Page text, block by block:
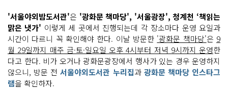
'서울야외밤도서관'은 '광화문 책마당', '서울광장', 청계천 ‘책읽는
맑은 냇가' 이렇게 세 곳에서 진행되는데 각 장소마다 운영 요일과
시간이 다르니 꼭 확인해야 한다. 이날 방문한 '광화문 책마당'은 9
월 29일까지 매주 금·토·일요일 오후 4시부터 저녁 9시까지 운영한
다고 한다. 비가 오거나 광화문광장에서 행사가 있는 경우 운영하지
않으니, 방문 전서울야외도서관 누리집과 광화문 책마당 인스타그
램을 확인하자.